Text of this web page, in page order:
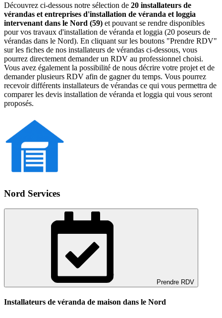
Découvrez ci-dessous notre sélection de 20 installateurs de
vérandas et entreprises d'installation de véranda et loggia
intervenant dans le Nord (59) et pouvant se rendre disponibles
pour vos travaux d'installation de véranda et loggia (20 poseurs de
vérandas dans le Nord). En cliquant sur les boutons "Prendre RDV"
sur les fiches de nos installateurs de vérandas ci-dessous, vous
pourrez directement demander un RDV au professionnel choisi.
Vous avez également la possibilité de nous décrire votre projet et de
demander plusieurs RDV afin de gagner du temps. Vous pourrez
recevoir différents installateurs de vérandas ce qui vous permettra de
comparer les devis installation de véranda et loggia qui vous seront
proposés.
Nord Services
Prendre RDV
Installateurs de véranda de maison dans le Nord